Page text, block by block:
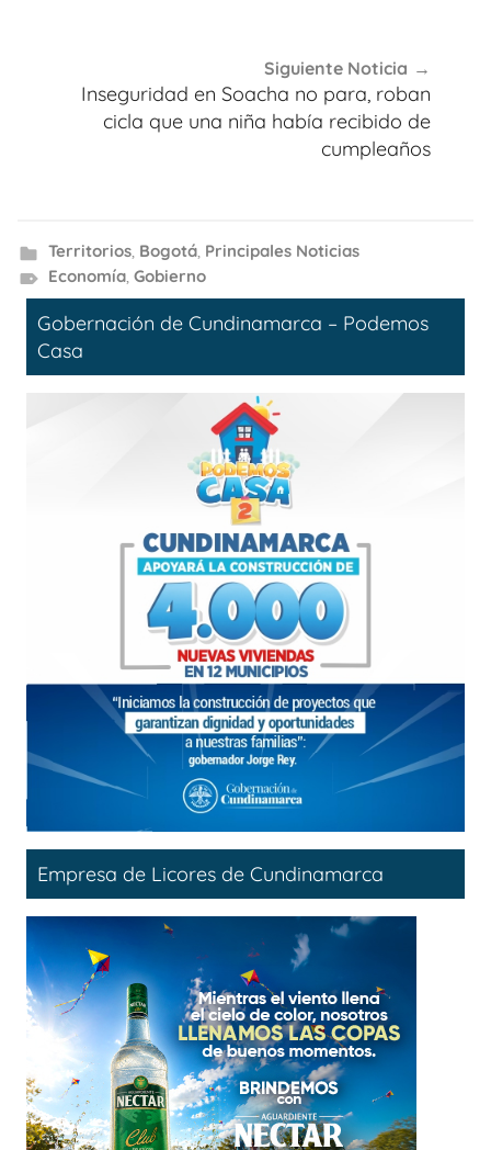
Siguiente Noticia
Inseguridad en Soacha no para, roban
cicla que una niña había recibido de
cumpleaños
Territorios, Bogotá, Principales Noticias
Economía, Gobierno
Gobernación de Cundinamarca – Podemos
Casa
Empresa de Licores de Cundinamarca